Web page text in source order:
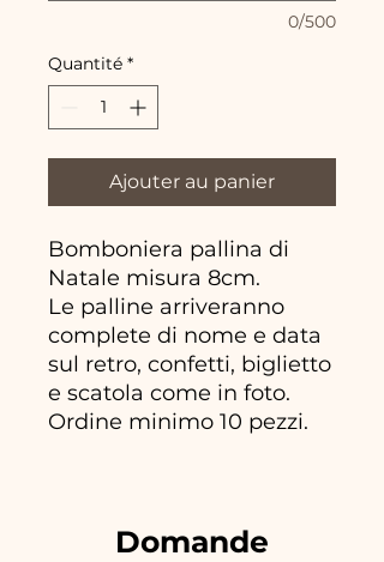
0/500
Quantité *
Ajouter au panier
Bomboniera pallina di
Natale misura 8cm.
Le palline arriveranno
complete di nome e data
sul retro, confetti, biglietto
e scatola come in foto.
Ordine minimo 10 pezzi.
Domande